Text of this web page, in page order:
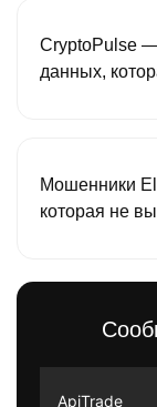
CryptoPulse
данных,
Мошенники
которая не